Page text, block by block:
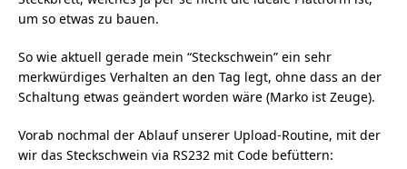
um so etwas zu bauen.
So wie aktuell gerade mein “Steckschwein” ein sehr
merkwürdiges Verhalten an den Tag legt, ohne dass an der
Schaltung etwas geändert worden wäre (Marko ist Zeuge).
Vorab nochmal der Ablauf unserer Upload-Routine, mit der
wir das Steckschwein via RS232 mit Code befüttern: